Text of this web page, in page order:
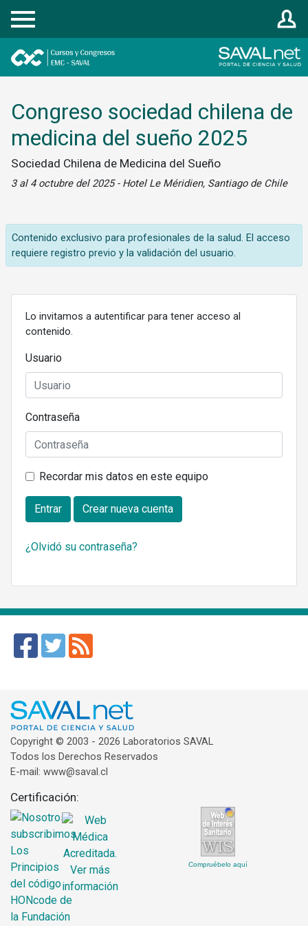
Registrarse
Congreso sociedad chilena de
medicina del sueño 2025
Sociedad Chilena de Medicina del Sueño
3 al 4 octubre del 2025 - Hotel Le Méridien, Santiago de Chile
Contenido exclusivo para profesionales de la salud. El acceso
requiere registro previo y la validación del usuario.
Lo invitamos a autentificar para tener acceso al
contenido.
Usuario
Contraseña
Recordar mis datos en este equipo
Entrar Crear nueva cuenta
¿Olvidó su contraseña?
Copyright © 2003 - 2026 Laboratorios SAVAL
Todos los Derechos Reservados
E-mail: www@saval.cl
Certificación:
Compruébelo aquí